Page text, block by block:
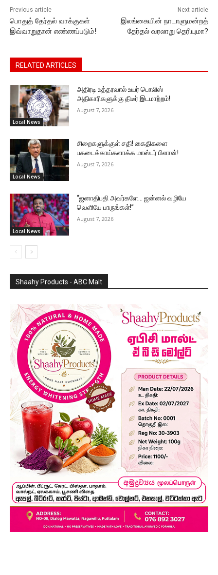
Previous article
பொதுத் தேர்தல் வாக்குகள்
இவ்வாறுதான் எண்ணப்படும்!
Next article
இலங்கையின் நாடாளுமன்றத்
தேர்தல் வரலாறு தெரியுமா?
RELATED ARTICLES
Local News
அதிரடி உத்தரவால் உயர் பொலிஸ்
அதிகாரிகளுக்கு திடீர் இடமாற்றம்!
August 7, 2026
Local News
சிறைகளுக்குள் சதி! கைதிகளை
பகடைக்காய்களாக்க மாஸ்டர் பிளான்!
August 7, 2026
Local News
“ஜனாதிபதி அவர்களே… ஜன்னல் வழியே
வெளியே பாருங்கள்!”
August 7, 2026
Shaahy Products - ABC Malt